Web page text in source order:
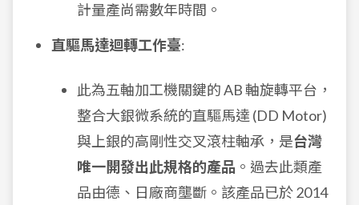
計量產尚需數年時間。
直驅馬達迴轉工作臺:
此為五軸加工機關鍵的 AB 軸旋轉平台，
整合大銀微系統的直驅馬達 (DD Motor)
與上銀的高剛性交叉滾柱軸承，是台灣
唯一開發出此規格的產品 。過去此類產
品由德、日廠商壟斷。該產品已於 2014